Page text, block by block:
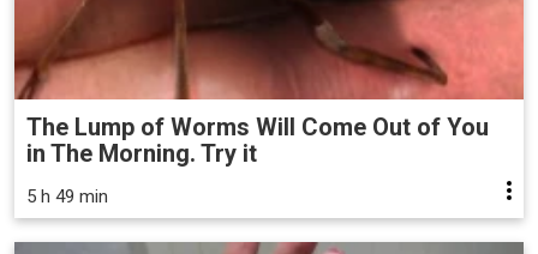
The Lump of Worms Will Come Out of You
in The Morning. Try it
5 h 49 min